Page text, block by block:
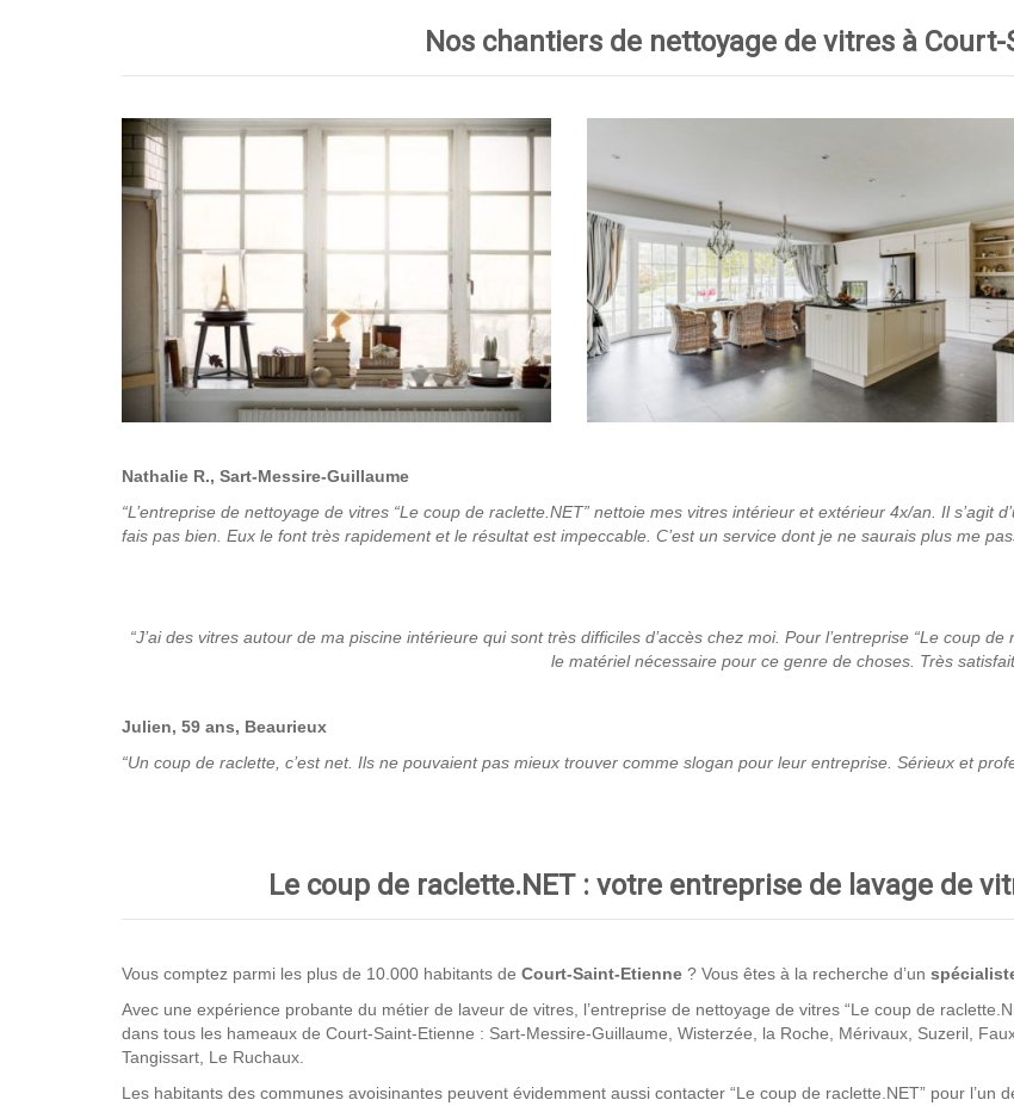
Nos chantiers de nettoyage de vitres à
Nathalie R., Sart-Messire-Guillaume
“L’entreprise de nettoyage de vitres “Le coup de raclette.NET” nettoie mes vitres intérieur et extérieur 4x/an. Il s’agit
fais pas bien. Eux le font très rapidement et le résultat est impeccable. C’est un service dont je ne saurais plus me
“J’ai des vitres autour de ma piscine intérieure qui sont très difficiles d’accès chez moi. Pour l’entreprise “Le coup
le matériel nécessaire pour ce genre de choses. Très
Julien, 59 ans, Beaurieux
“Un coup de raclette, c’est net. Ils ne pouvaient pas mieux trouver comme slogan pour leur entreprise. Sérieux et
Le coup de raclette.NET : votre entreprise de lavage de
Vous comptez parmi les plus de 10.000 habitants de Court-Saint-Etienne ? Vous êtes à la recherche d’un
Avec une expérience probante du métier de laveur de vitres, l’entreprise de nettoyage de vitres “Le coup de
dans tous les hameaux de Court-Saint-Etienne : Sart-Messire-Guillaume, Wisterzée, la Roche, Mérivaux, Suzeril,
Tangissart, Le Ruchaux.
Les habitants des communes avoisinantes peuvent évidemment aussi contacter “Le coup de raclette.NET” pour l’un